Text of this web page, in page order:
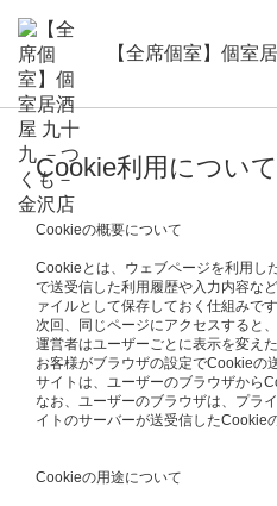
Cookie利用について
Cookieの概要について
Cookieとは、ウェブページを利用し
で送受信した利用履歴や入力内容な
ァイルとして保存しておく仕組みです
次回、同じページにアクセスすると
運営者はユーザーごとに表示を変え
お客様がブラウザの設定でCookieの
サイトは、ユーザーのブラウザから
なお、ユーザーのブラウザは、プラ
イトのサーバーが送受信したCookie
Cookieの用途について